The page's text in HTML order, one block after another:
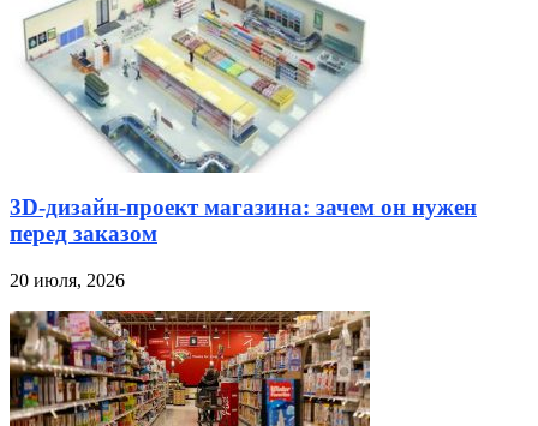
3D-дизайн-проект магазина: зачем он нужен
перед заказом
20 июля, 2026